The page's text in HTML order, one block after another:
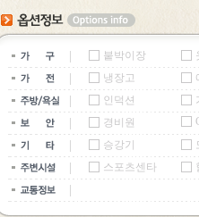
붙박이장
냉장고
인덕션
경비원
승강기
스포츠센타